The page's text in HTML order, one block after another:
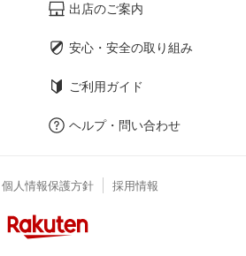
出店のご案内
安心・安全の取り組み
ご利用ガイド
ヘルプ・問い合わせ
個人情報保護方針 採用情報